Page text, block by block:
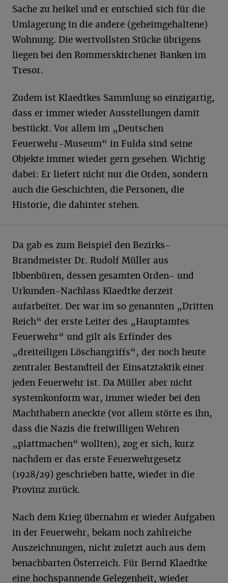
Sache zu heikel und er entschied sich für die
Umlagerung in die andere (geheimgehaltene)
Wohnung. Die wertvollsten Stücke übrigens
liegen bei den Rommerskirchener Banken im
Tresor.
Zudem ist Klaedtkes Sammlung so einzigartig,
dass er immer wieder Ausstellungen damit
bestückt. Vor allem im „Deutschen
Feuerwehr-Museum“ in Fulda sind seine
Objekte immer wieder gern gesehen. Wichtig
dabei: Er liefert nicht nur die Orden, sondern
auch die Geschichten, die Personen, die
Historie, die dahinter stehen.
Da gab es zum Beispiel den Bezirks-
Brandmeister Dr. Rudolf Müller aus
Ibbenbüren, dessen gesamten Orden- und
Urkunden-Nachlass Klaedtke derzeit
aufarbeitet. Der war im so genannten „Dritten
Reich“ der erste Leiter des „Hauptamtes
Feuerwehr“ und gilt als Erfinder des
„dreiteiligen Löschangriffs“, der noch heute
zentraler Bestandteil der Einsatztaktik einer
jeden Feuerwehr ist. Da Müller aber nicht
systemkonform war, immer wieder bei den
Machthabern aneckte (vor allem störte es ihn,
dass die Nazis die freiwilligen Wehren
„plattmachen“ wollten), zog er sich, kurz
nachdem er das erste Feuerwehrgesetz
(1928/29) geschrieben hatte, wieder in die
Provinz zurück.
Nach dem Krieg übernahm er wieder Aufgaben
in der Feuerwehr, bekam noch zahlreiche
Auszeichnungen, nicht zuletzt auch aus dem
benachbarten Österreich. Für Bernd Klaedtke
eine hochspannende Gelegenheit, wieder